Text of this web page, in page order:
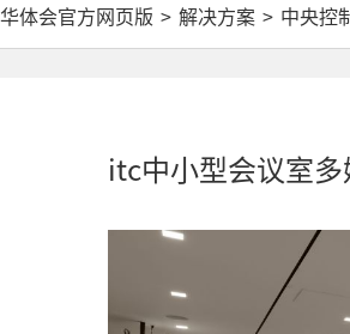
华体会官方网页版 > 解决方案 > 中央控
itc中小型会议室